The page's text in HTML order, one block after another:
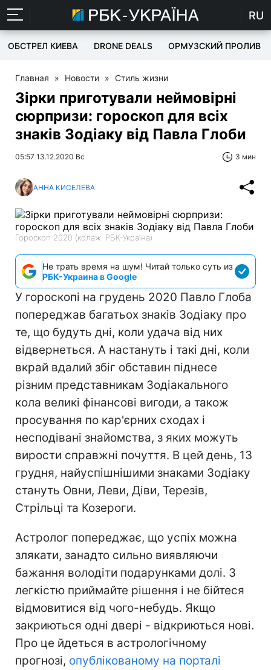
RU
ОБСТРЕЛ КИЕВА DRONE DEALS ОРМУЗСКИЙ ПРОЛИВ
Главная » Новости » Стиль жизни
Зірки приготували неймовірні
сюрпризи: гороскоп для всіх
знаків Зодіаку від Павла Глоби
05:57 13.12.2020 Вс 3 мин
АННА КИСЕЛЕВА
Гороскоп 2020 (колаж: РБК-Україна)
Не трать время на шум! Читай только суть из
РБК-Украина в Google
У гороскопі на грудень 2020 Павло Глоба
попереджав багатьох знаків Зодіаку про
те, що будуть дні, коли удача від них
відвернеться. А настануть і такі дні, коли
вкрай вдалий збіг обставин піднесе
різним представникам Зодіакального
кола великі фінансові вигоди, а також
просування по кар'єрних сходах і
несподівані знайомства, з яких можуть
вирости справжні почуття. В цей день, 13
грудня, найуспішнішими знаками Зодіаку
стануть Овни, Леви, Діви, Терезів,
Стрільці та Козероги.
Астролог попереджає, що успіх можна
злякати, занадто сильно виявляючи
бажання володіти подарунками долі. З
легкістю приймайте рішення і не бійтеся
відмовитися від чого-небудь. Якщо
закриються одні двері - відкриються нові.
Про це йдеться в астрологічному
прогнозі, опублікованому на порталі